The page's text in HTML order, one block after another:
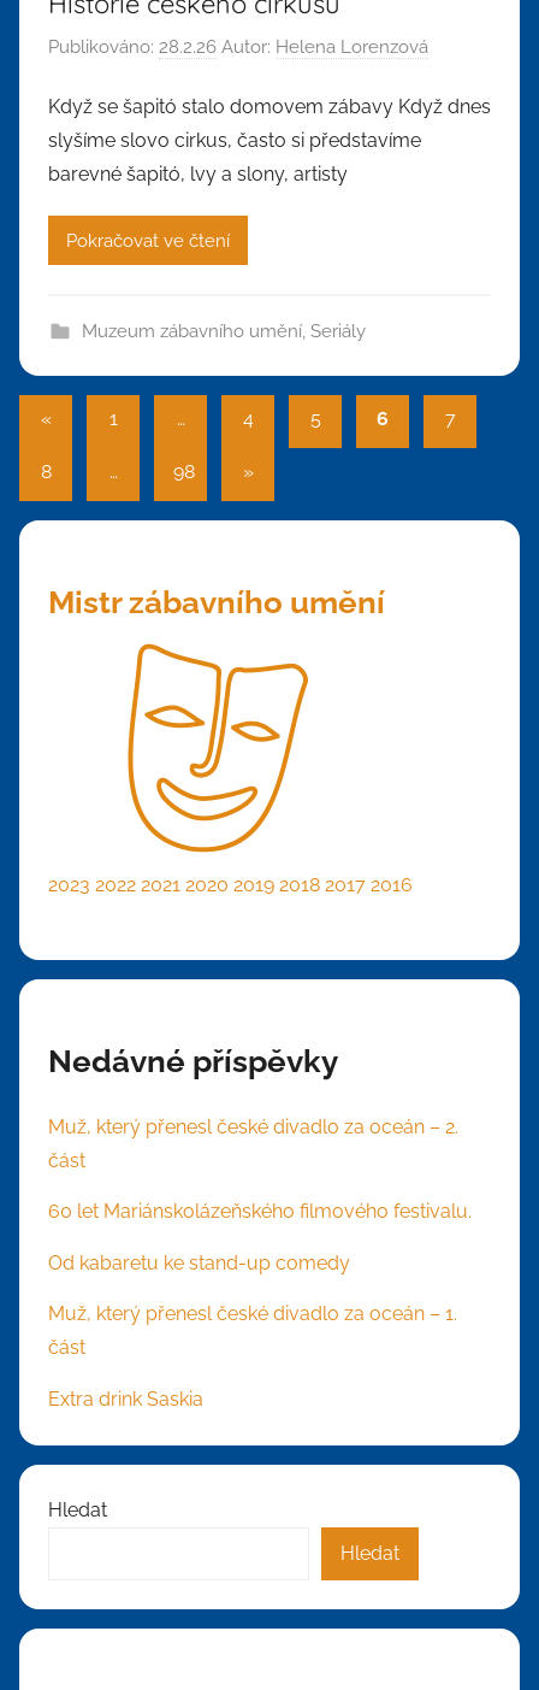
Publikováno: 28.2.26 Autor: Helena Lorenzová
Když se šapitó stalo domovem zábavy Když dnes
slyšíme slovo cirkus, často si představíme
barevné šapitó, lvy a slony, artisty
Pokračovat ve čtení
Muzeum zábavního umění, Seriály
Stránkování
příspěvků
«Předchozí
1 … 4 5 6 7
8 … 98
Další
příspěvky
»
Mistr zábavního umění
2023 2022 2021 2020 2019 2018 2017 2016
Nedávné příspěvky
Muž, který přenesl české divadlo za oceán – 2.
část
60 let Mariánskolázeňského filmového festivalu.
Od kabaretu ke stand-up comedy
Muž, který přenesl české divadlo za oceán – 1.
část
Extra drink Saskia
Hledat
Hledat